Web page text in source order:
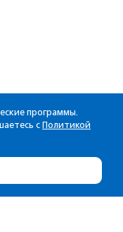
программы.
с Политикой